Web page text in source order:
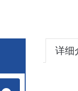
详细